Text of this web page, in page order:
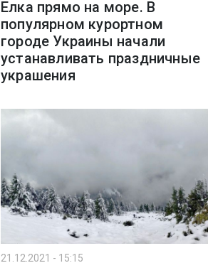
Елка прямо на море. В
популярном курортном
городе Украины начали
устанавливать праздничные
украшения
21.12.2021 - 15:15